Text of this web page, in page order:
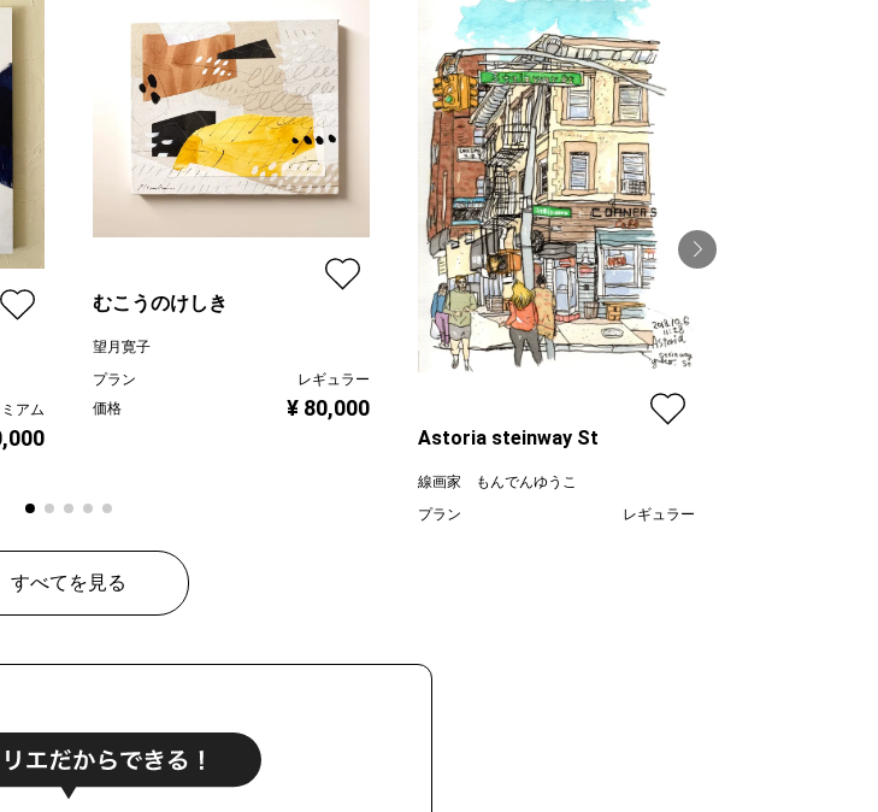
アム
むこうのけしき
望月寛子
プラン
レギュラー
価格
¥ 80,000
Astoria steinway St
線画家 もんでんゆうこ
プラン
レギュラー
すべてを見る